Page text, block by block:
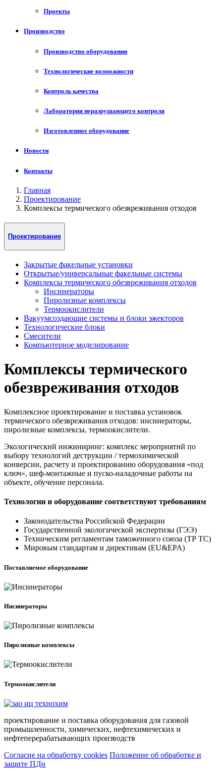
Проекты
Производство
Производство оборудования
Технологические возможности
Контроль качества
Лаборатория неразрушающего контроля
Изготовленное оборудование
Новости
Контакты
Главная
Проектирование
Комплексы термического обезвреживания отходов
Проектирование
Закрытые факельные установки
Открытые/универсальные факельные системы
Комплексы термического обезвреживания отходов
Инсинераторы
Пиролизные комплексы
Термоокислители
Вакуумсоздающие системы и блоки эжекторов
Технологические блоки
Смесители
Компьютерное моделирование
Комплексы термического
обезвреживания отходов
Комплексное проектирование и поставка установок
термического обезвреживания отходов: инсинераторы,
пиролизные комплексы, термоокислители.
Экологический инжиниринг: комплекс мероприятий по
выбору технологий деструкции / термохимической
конверсии, расчету и проектированию оборудования «под
ключ», шеф-монтажные и пуско-наладочные работы на
объекте, обучение персонала.
Технологии и оборудование соответствуют требованиям
Законодательства Российской Федерации
Государственной экологической экспертизы (ГЭЭ)
Техническим регламентам таможенного союза (ТР ТС)
Мировым стандартам и директивам (EU&EPA)
Поставляемое оборудование
Инсинераторы
Пиролизные комплексы
Термоокислители
проектирование и поставка оборудования для газовой
промышленности, химических, нефтехимических и
нефтеперерабатывающих производств
Согласие на обработку cookies Положение об обработке и
защите ПДн